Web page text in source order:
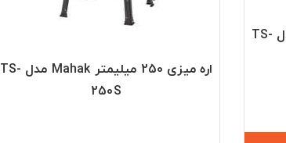
اره میزی ۲۵۰ میلیمتر Mahak مدل TS-
اره میزی 250 میلیمتر Mahak مدل TS-
250S